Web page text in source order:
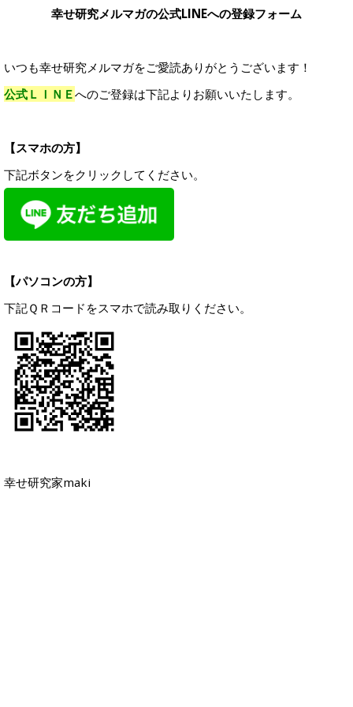
幸せ研究メルマガの公式LINEへの登録フォーム
いつも幸せ研究メルマガをご愛読ありがとうございます！
公式ＬＩＮＥへのご登録は下記よりお願いいたします。
【スマホの方】
下記ボタンをクリックしてください。
【パソコンの方】
下記ＱＲコードをスマホで読み取りください。
幸せ研究家maki